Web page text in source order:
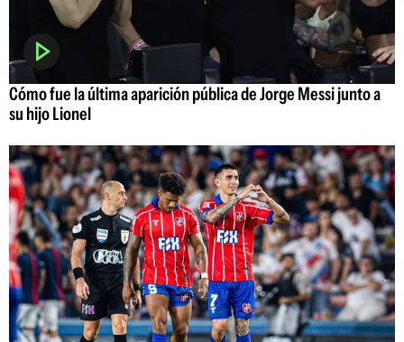
Cómo fue la última aparición pública de Jorge Messi junto a
su hijo Lionel